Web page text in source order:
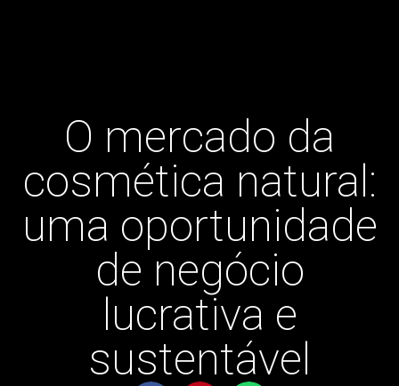
O mercado da
cosmética natural:
uma oportunidade
de negócio
lucrativa e
sustentável